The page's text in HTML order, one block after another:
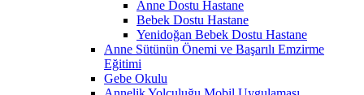
Anne Dostu Hastane
Bebek Dostu Hastane
Yenidoğan Bebek Dostu Hastane
Anne Sütünün Önemi ve Başarılı Emzirme
Eğitimi
Gebe Okulu